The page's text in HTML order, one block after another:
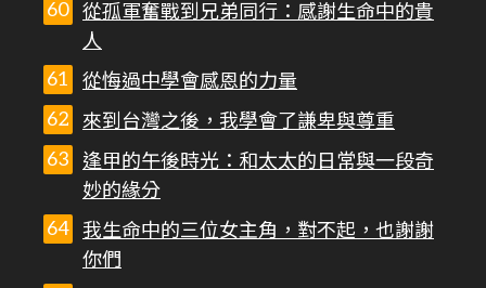
從孤軍奮戰到兄弟同行：感謝生命中的貴
人
從悔過中學會感恩的力量
來到台灣之後，我學會了謙卑與尊重
逢甲的午後時光：和太太的日常與一段奇
妙的緣分
我生命中的三位女主角，對不起，也謝謝
你們